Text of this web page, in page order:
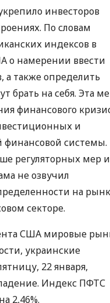
инвесторов
По словам
индексов в
о намерении ввести
также определить
брать на себя. Эта
финансового
и
финансовой системы.
регуляторных мер и
не озвучил
на
секторе.
США мировые
украинские
22 января,
Индекс ПФТС
2,46%.